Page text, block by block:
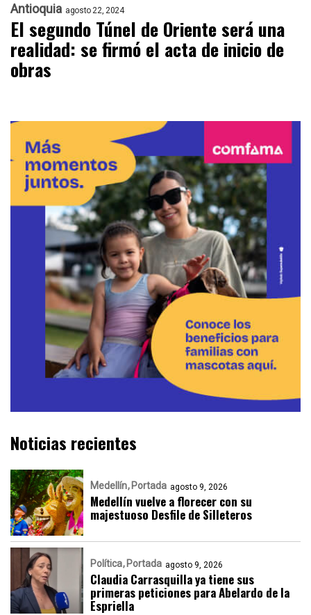
Antioquia agosto 22, 2024
El segundo Túnel de Oriente será una
realidad: se firmó el acta de inicio de
obras
Noticias recientes
Medellín Portada agosto 9, 2026
Medellín vuelve a florecer con su
majestuoso Desfile de Silleteros
Política Portada agosto 9, 2026
Claudia Carrasquilla ya tiene sus
primeras peticiones para Abelardo de la
Espriella